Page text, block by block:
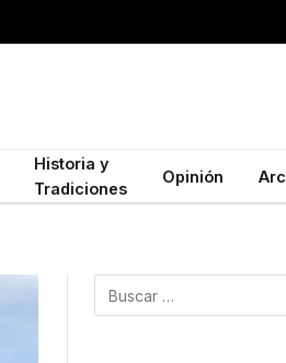
Historia y
Tradiciones
Opinión